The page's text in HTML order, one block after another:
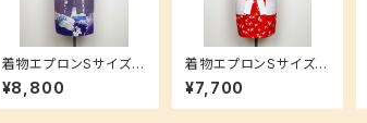
着物エプロンSサイズ
【急な来客にもお洒落
にすぐ対応★】贈り物に
も大人気！
¥8,800
着物エプロンSサイズ
【急な来客にもお洒落
にすぐ対応★】贈り物に
も大人気！
¥7,700